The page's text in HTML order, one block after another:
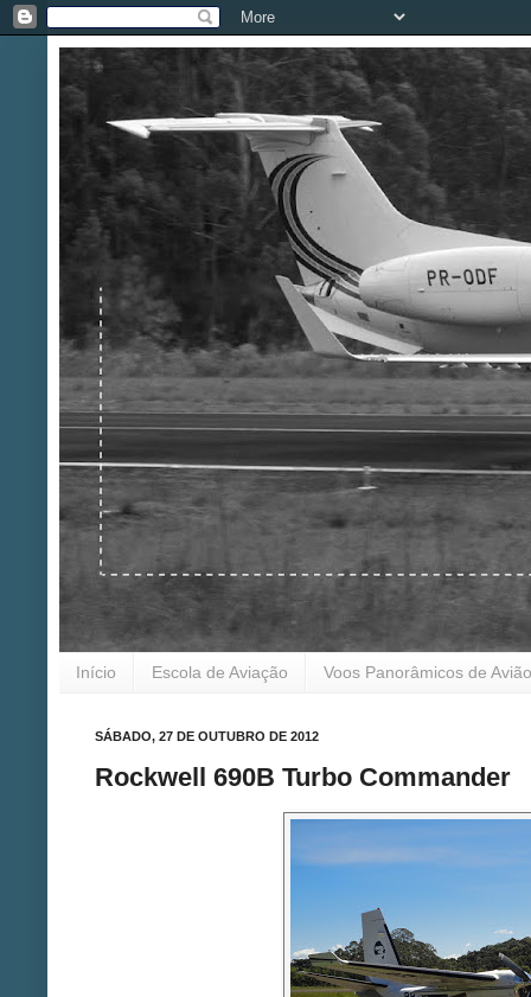
Início Escola de Aviação Voos Panorâmicos de Avião
SÁBADO, 27 DE OUTUBRO DE 2012
Rockwell 690B Turbo Commander